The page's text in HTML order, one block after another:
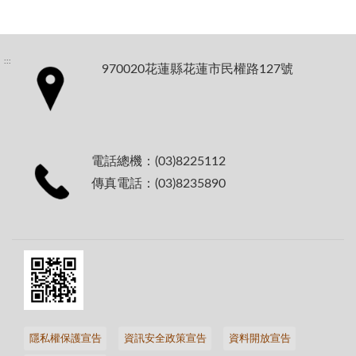
:::
970020花蓮縣花蓮市民權路127號
電話總機：(03)8225112
傳真電話：(03)8235890
隱私權保護宣告 資訊安全政策宣告 資料開放宣告